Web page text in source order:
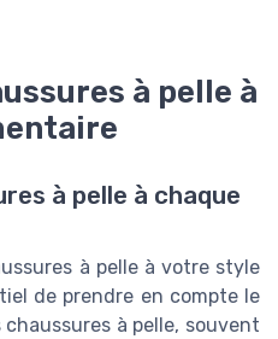
à pelle à
à pelle à chaque
à pelle à votre style
de prendre en compte le
à pelle, souvent